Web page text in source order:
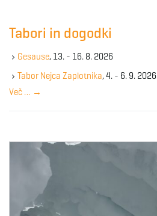
e
y
w
r
Tabori in dogodki
Gesause, 13. - 16. 8. 2026
Tabor Nejca Zaplotnika, 4. - 6. 9. 2026
Več … →